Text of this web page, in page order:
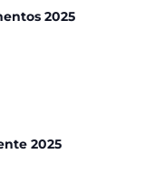
2025
2025